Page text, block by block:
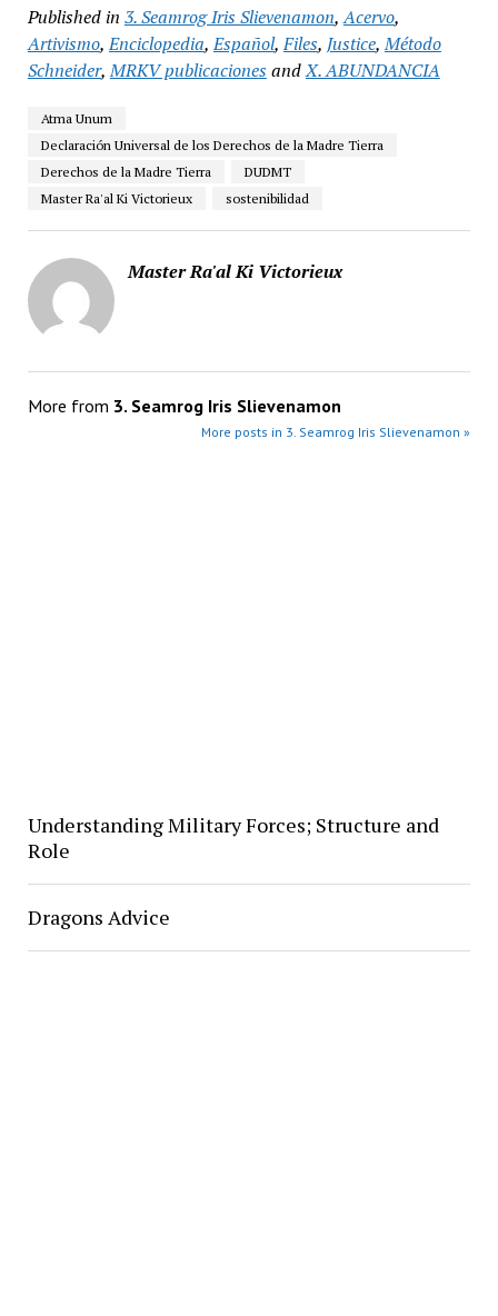
Published in 3. Seamrog Iris Slievenamon,Acervo,
Artivismo,Enciclopedia,Español,Files, Justice,Método
Schneider,MRKV publicacionesandX. ABUNDANCIA
Atma Unum
Declaración Universal de los Derechos de la Madre Tierra
Derechos de la Madre Tierra
DUDMT
Master Ra'al Ki Victorieux
sostenibilidad
Master Ra'al Ki Victorieux
More from 3. Seamrog Iris Slievenamon
More posts in 3. Seamrog Iris Slievenamon »
Understanding Military Forces; Structure and
Role
Dragons Advice